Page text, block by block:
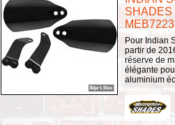
SHADES
MEB7223
Pour Indian
partir de
réserve de
élégante
aluminium